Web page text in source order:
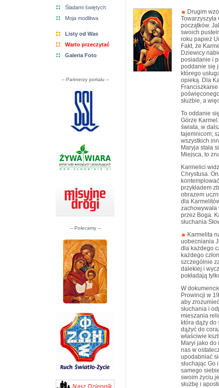
Śladami świętych
Moja modlitwa
Listy od Was
Warto przeczytać
Galeria Foto
-- Partnerzy portalu --
-- Polecamy --
Drugim
początków.
swoich
roku papież
Fakt, że
Dziewicy
posiadanie i
poddanie się
którego
opieką. Dla
służbie, a
To oddanie
Górze
świata, w
tajemnicom;
wszystkich
Maryja stała
Miejsca, to
Karmelici
Chrystusa.
przykładem
obrazem
dla
przez Boga.
słuchania
Karmelita
uobecniania
dla każdego
każdego
szczególnie
dalekiej i
pokładają
W
Prowincji w
aby
słuchania i
mieszania
która dąży
dążyć do
właściwie
Maryi jako
nas w
upodabniać
słuchając Go
samego
swoim życiu
służbę i